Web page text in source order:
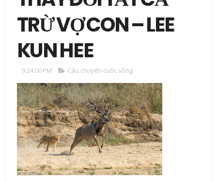
TRỪ VỢ CON – LEE
KUN HEE
9:24:00 PM Câu chuyện cuộc sống